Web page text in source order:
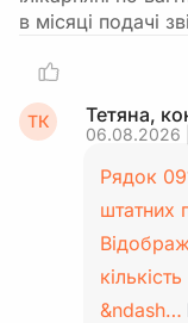
в місяці подачі
ТК Тетяна,
06.08.2026
Рядок
штатних
&ndash…